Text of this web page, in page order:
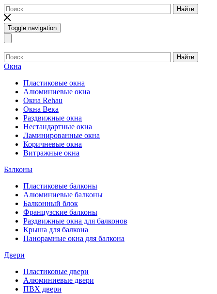
Найти
Toggle navigation
Найти
Окна
Пластиковые окна
Алюминиевые окна
Окна Rehau
Окна Века
Раздвижные окна
Нестандартные окна
Ламинированные окна
Коричневые окна
Витражные окна
Балконы
Пластиковые балконы
Алюминиевые балконы
Балконный блок
Французские балконы
Раздвижные окна для балконов
Крыша для балкона
Панорамные окна для балкона
Двери
Пластиковые двери
Алюминиевые двери
ПВХ двери